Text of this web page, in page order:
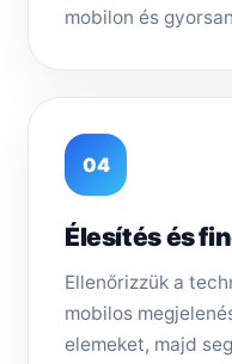
mobilon és
04
Élesítés és
Ellenőrizzük a
mobilos
elemeket, majd